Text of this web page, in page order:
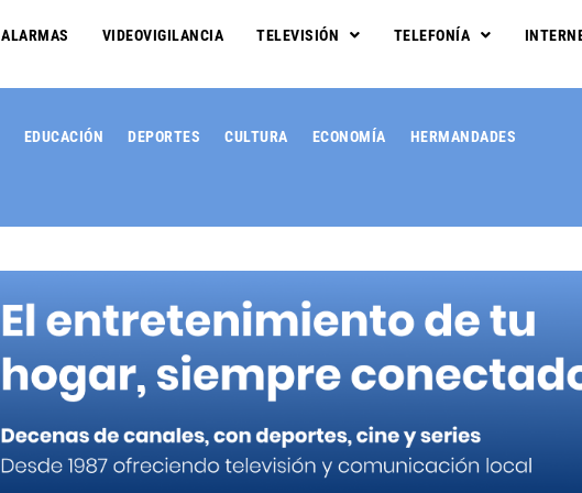
ALARMAS VIDEOVIGILANCIA TELEVISIÓN TELEFONÍA
EDUCACIÓN DEPORTES CULTURA ECONOMÍA HERMANDADES